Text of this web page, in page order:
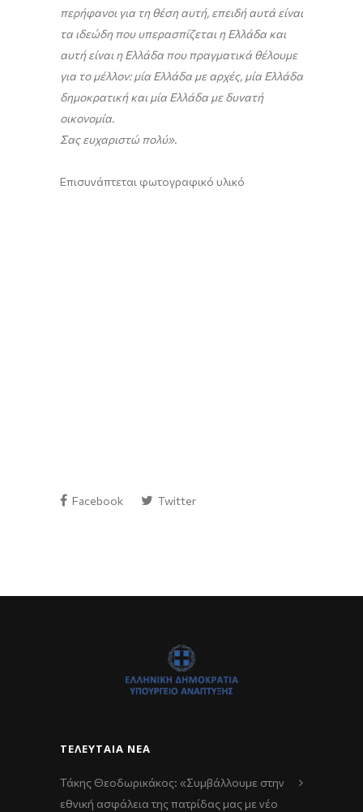
περήφανοι για τη θέση αυτή, επειδή αυτά είναι
τα ιδεώδη που υπερασπίζεται η Ελλάδα και
αυτή είναι η Ελλάδα που πραγματικά θέλουμε
για το μέλλον: μία Ελλάδα με αρχές, μία Ελλάδα
δημοκρατική και μία Ελλάδα με δυνατή
οικονομία.
Σας ευχαριστώ πολύ».
Επισυνάπτεται φωτογραφικό υλικό
Facebook Twitter
ΤΕΛΕΥΤΑΊΑ ΝΈΑ
Τάκης Θεοδωρικάκος: «Συμβάλλουμε στην
εθνική ασφάλεια της πατρίδας μας με νέο